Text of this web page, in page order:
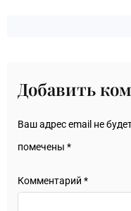
Добавить
Ваш адрес email не
помечены *
Комментарий *